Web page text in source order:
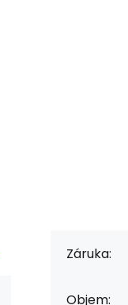
Záruka:
Objem: